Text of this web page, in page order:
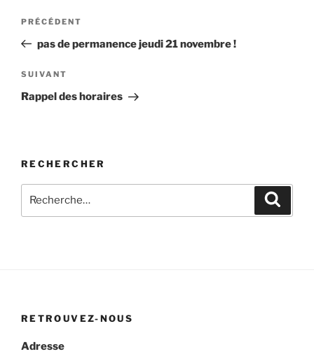
Navigation
l’article
Article
précédent
PRÉCÉDENT
pas de permanence jeudi 21 novembre !
Article
suivant
SUIVANT
Rappel des horaires
RECHERCHER
pour
RETROUVEZ-NOUS
Adresse